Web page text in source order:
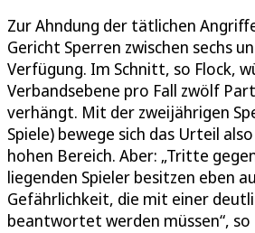
Zur Ahndung der tätlichen
Gericht Sperren zwischen sechs
Verfügung. Im Schnitt, so Flock,
Verbandsebene pro Fall zwölf
verhängt. Mit der zweijährigen
Spiele) bewege sich das Urteil
hohen Bereich. Aber: „Tritte
liegenden Spieler besitzen eben
Gefährlichkeit, die mit einer
beantwortet werden müssen“, so